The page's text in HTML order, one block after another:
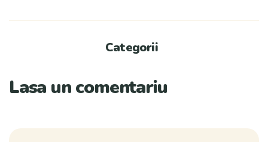
Categorii
Lasa un comentariu